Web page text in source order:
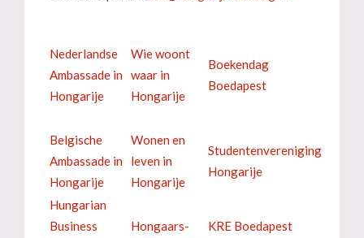
Nederlandse
Ambassade in
Hongarije
Wie woont
waar in
Hongarije
Boekendag
Boedapest
Belgische
Ambassade in
Hongarije
Wonen en
leven in
Hongarije
Studentenvereniging
Hongarije
Hungarian
Business
Hongaars-
KRE Boedapest